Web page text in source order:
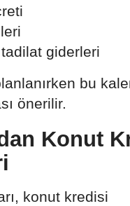
giderleri
bu
önerilir.
Konut
konut kredisi